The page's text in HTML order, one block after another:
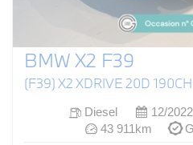
BMW X2 F39
(F39) X2 XDRIVE 20D
Diesel 12/2022
43 911km